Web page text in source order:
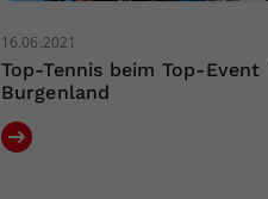
16.06.2021
Top-Tennis beim Top-Event
Burgenland